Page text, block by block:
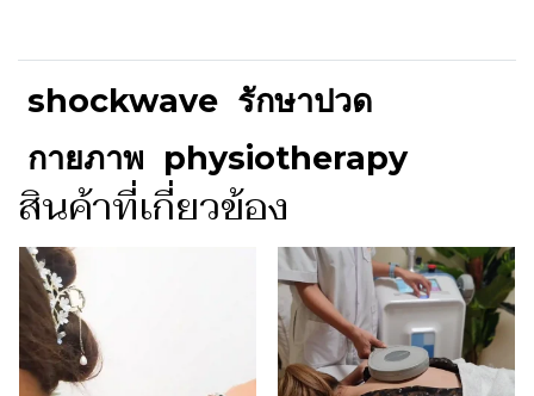
shockwave รักษาปวด
กายภาพ physiotherapy
สินค้าที่เกี่ยวข้อง